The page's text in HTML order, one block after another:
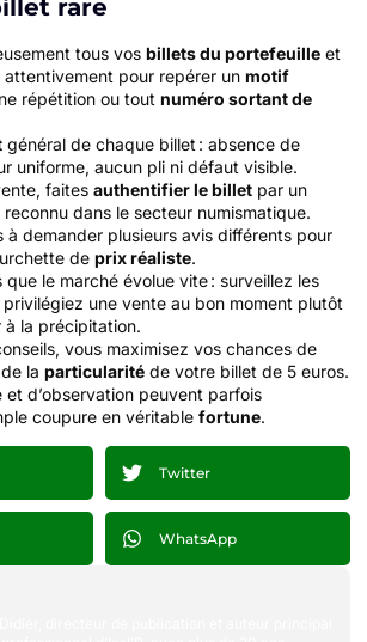
rare
tous vos billets du portefeuille et
attentivement pour repérer un motif
répétition ou tout numéro sortant de
général de chaque billet : absence de
uniforme, aucun pli ni défaut visible.
faites authentifier le billet par un
reconnu dans le secteur numismatique.
à demander plusieurs avis différents pour
de prix réaliste.
que le marché évolue vite : surveillez les
une vente au bon moment plutôt
la précipitation.
vous maximisez vos chances de
la particularité de votre billet de 5 euros.
d’observation peuvent parfois
coupure en véritable fortune.
Twitter
WhatsApp